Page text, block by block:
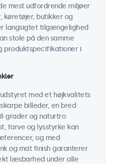
mest udfordrende miljøer
køretøjer, butikker og
langsigtet tilgængelighed
stole på den samme
produktspecifikationer i
med et højkvalitets
billeder, en bred
grader og naturtro
farve og lysstyrke kan
og med
og mat finish garanterer
læsbarhed under alle